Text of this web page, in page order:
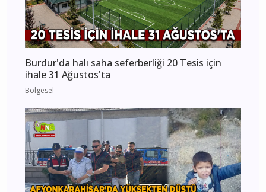
Burdur'da halı saha seferberliği 20 Tesis için
ihale 31 Ağustos'ta
Bölgesel